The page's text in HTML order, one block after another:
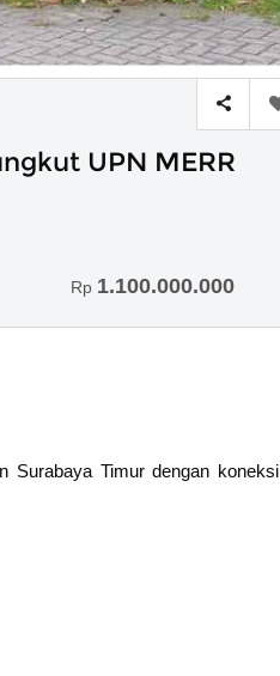
UPN MERR
Rp 1.100.000.000
Surabaya Timur dengan koneksi